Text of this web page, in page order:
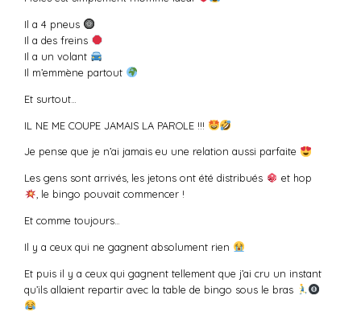
Il a 4 pneus
Il a des freins
Il a un volant
Il m’emmène partout
Et surtout…
IL NE ME COUPE JAMAIS LA PAROLE !!!
Je pense que je n’ai jamais eu une relation aussi parfaite
Les gens sont arrivés, les jetons ont été distribués
et hop
, le bingo pouvait commencer !
Et comme toujours…
Il y a ceux qui ne gagnent absolument rien
Et puis il y a ceux qui gagnent tellement que j’ai cru un instant
qu’ils allaient repartir avec la table de bingo sous le bras